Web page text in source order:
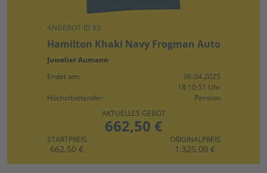
ANGEBOT-ID 83
Hamilton Khaki Navy Frogman Auto
Juwelier Aumann
Endet am:
06.04.2025
18:10:51 Uhr
Höchstbietender:
Pension
AKTUELLES GEBOT
662,50 €
STARTPREIS
662,50 €
ORIGINALPREIS
1.325,00 €